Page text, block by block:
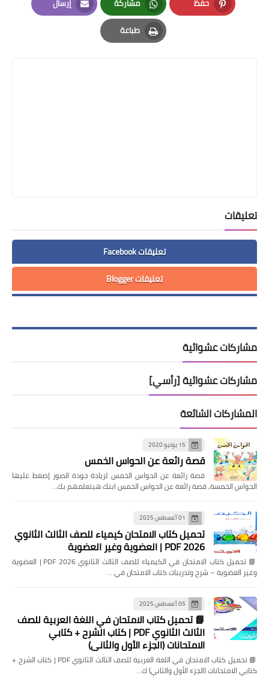
Pinterest
Whatsapp
Email
طباعة
Print
تعليقات
تعليقات Facebook
تعليقات Blogger
مشاركات عشوائية
مشاركات عشوائية [رأسي]
المشاركات الشائعة
15 يونيو 2020
قصة رائعة عن الحواس الخمس
قصة رائعة عن الحواس الخمس لزيادة جودة الصور إضغط عليها
الحواس الخمسة, قصة رائعة عن الحواس الخمس ابنك هيتعلمهم بك…
01 أغسطس 2025
تحميل كتاب الامتحان كيمياء للصف الثالث الثانوي
2026 PDF | العضوية وغير العضوية
📘 تحميل كتاب الامتحان في الكيمياء للصف الثالث الثانوي 2026 PDF | العضوية
وغير العضوية – شرح وتدريبات كتاب الامتحان في …
05 أغسطس 2025
📘 تحميل كتاب الامتحان في اللغة العربية للصف
الثالث الثانوي PDF | كتاب الشرح + كتابي
الامتحانات (الجزء الأول والثاني)
📘 تحميل كتاب الامتحان في اللغة العربية للصف الثالث الثانوي PDF | كتاب الشرح +
كتابي الامتحانات (الجزء الأول والثاني) ك…